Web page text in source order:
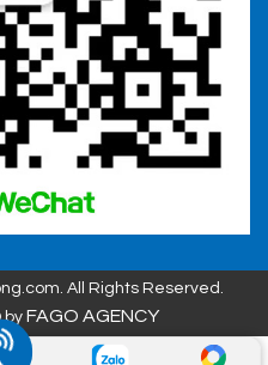
All Rights Reserved.
by FAGO AGENCY